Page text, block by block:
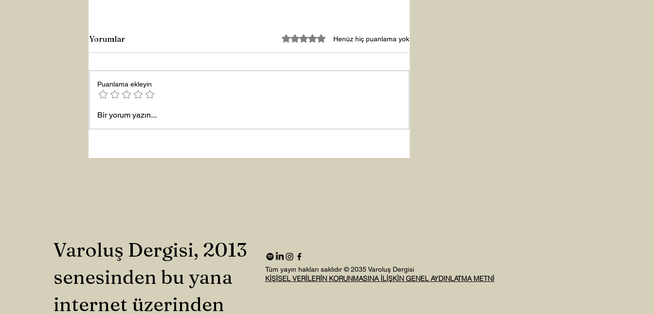
Şubat “Daha İyi Hissetme”
Çalışması
Yorumlar 5 üzerinden 0 yıldızHenüz hiç puanlama yok
Puanlama ekleyin
Bir yorum yazın...
Varoluş Dergisi, 2013
senesinden bu yana
internet üzerinden
Tüm yayın hakları saklıdır © 2035 Varoluş Dergisi
KİŞİSEL VERİLERİN KORUNMASINA İLİŞKİN GENEL AYDINLATMA METNİ